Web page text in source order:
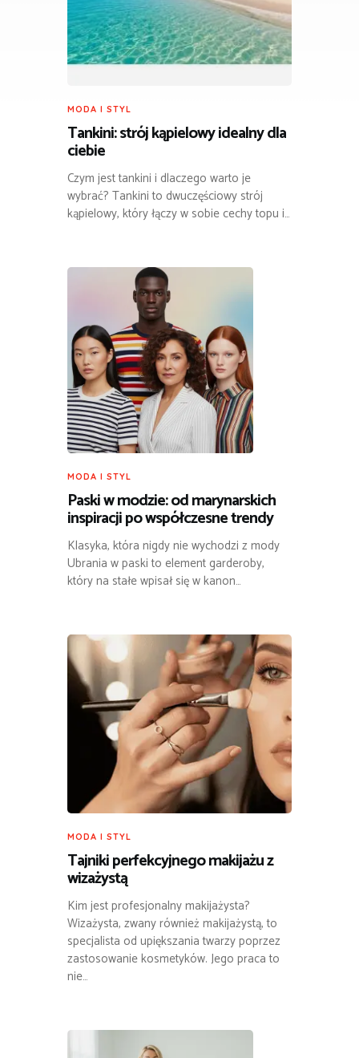
MODA I STYL
Tankini: strój kąpielowy idealny dla
ciebie
Czym jest tankini i dlaczego warto je
wybrać? Tankini to dwuczęściowy strój
kąpielowy, który łączy w sobie cechy topu i…
MODA I STYL
Paski w modzie: od marynarskich
inspiracji po współczesne trendy
Klasyka, która nigdy nie wychodzi z mody
Ubrania w paski to element garderoby,
który na stałe wpisał się w kanon…
MODA I STYL
Tajniki perfekcyjnego makijażu z
wizażystą
Kim jest profesjonalny makijażysta?
Wizażysta, zwany również makijażystą, to
specjalista od upiększania twarzy poprzez
zastosowanie kosmetyków. Jego praca to
nie…